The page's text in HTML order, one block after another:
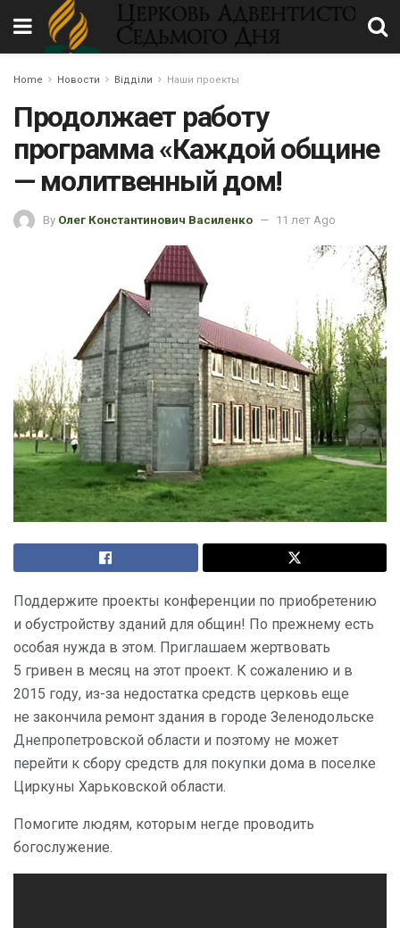
Home Новости Відділи Наши проекты
Продолжает работу
программа «Каждой общине
— молитвенный дом!
By Олег Константинович Василенко 11 лет Ago
Поддержите проекты конференции по приобретению
и обустройству зданий для общин! По прежнему есть
особая нужда в этом. Приглашаем жертвовать
5 гривен в месяц на этот проект. К сожалению и в
2015 году, из-за недостатка средств церковь еще
не закончила ремонт здания в городе Зеленодольске
Днепропетровской области и поэтому не может
перейти к сбору средств для покупки дома в поселке
Циркуны Харьковской области.
Помогите людям, которым негде проводить
богослужение.